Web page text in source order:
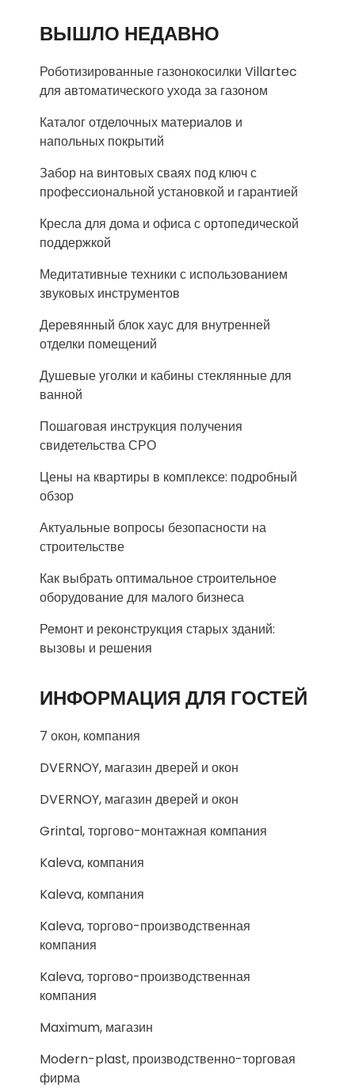
ВЫШЛО НЕДАВНО
Роботизированные газонокосилки Villartec
для автоматического ухода за газоном
Каталог отделочных материалов и
напольных покрытий
Забор на винтовых сваях под ключ с
профессиональной установкой и гарантией
Кресла для дома и офиса с ортопедической
поддержкой
Медитативные техники с использованием
звуковых инструментов
Деревянный блок хаус для внутренней
отделки помещений
Душевые уголки и кабины стеклянные для
ванной
Пошаговая инструкция получения
свидетельства СРО
Цены на квартиры в комплексе: подробный
обзор
Актуальные вопросы безопасности на
строительстве
Как выбрать оптимальное строительное
оборудование для малого бизнеса
Ремонт и реконструкция старых зданий:
вызовы и решения
ИНФОРМАЦИЯ ДЛЯ ГОСТЕЙ
7 окон, компания
DVERNOY, магазин дверей и окон
DVERNOY, магазин дверей и окон
Grintal, торгово-монтажная компания
Kaleva, компания
Kaleva, компания
Kaleva, торгово-производственная
компания
Kaleva, торгово-производственная
компания
Maximum, магазин
Modern-plast, производственно-торговая
фирма